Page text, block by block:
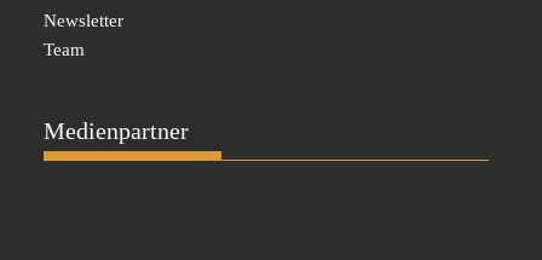
Newsletter
Team
Medienpartner